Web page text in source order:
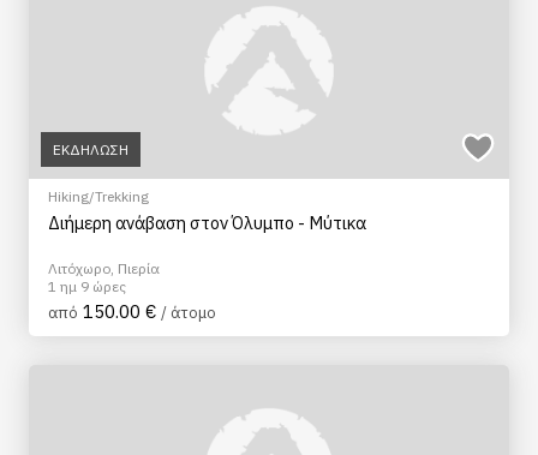
ΕΚΔΗΛΩΣΗ
Hiking/Trekking
Διήμερη ανάβαση στον Όλυμπο - Μύτικα
Λιτόχωρο, Πιερία
1 ημ 9 ώρες
από 150.00 € / άτομο